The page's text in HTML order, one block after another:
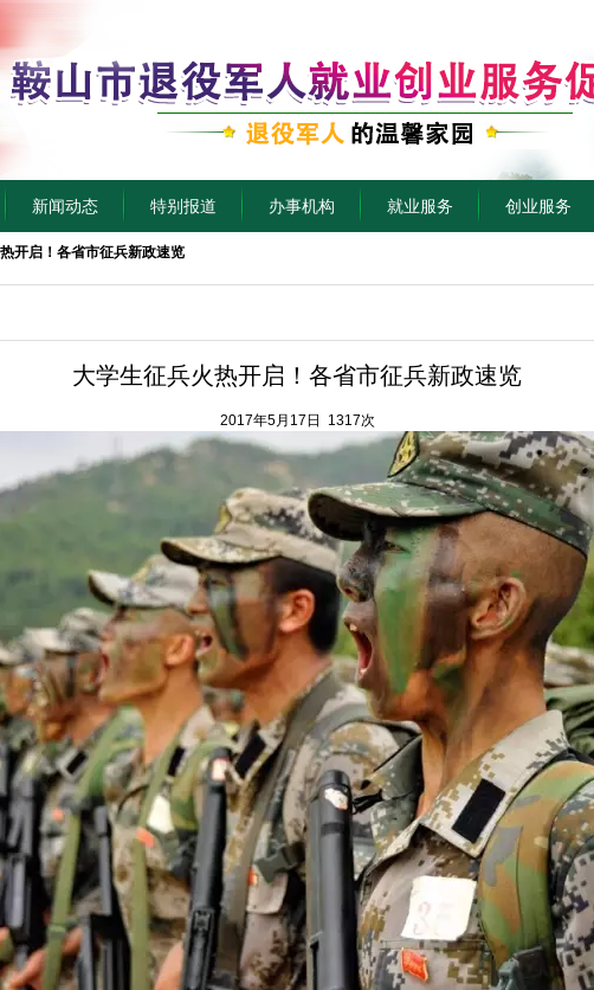
新闻动态 特别报道 办事机构 就业服务 创业服务
开启！各省市征兵新政速览
大学生征兵火热开启！各省市征兵新政速览
2017年5月17日 1317次